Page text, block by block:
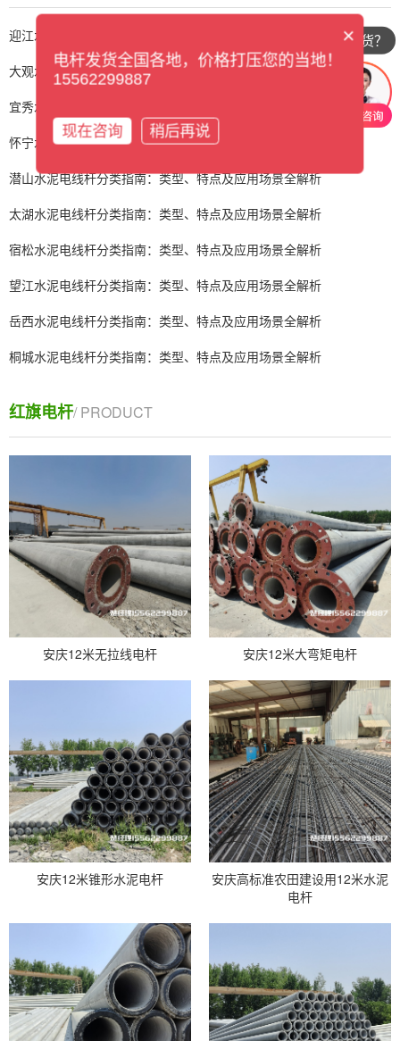
迎江水泥电线杆分类指南：类型、特点及应用场景全解析
大观水泥电线杆分类指南：类型、特点及应用场景全解析
宜秀水泥电线杆分类指南：类型、特点及应用场景全解析
怀宁水泥电线杆分类指南：类型、特点及应用场景全解析
潜山水泥电线杆分类指南：类型、特点及应用场景全解析
太湖水泥电线杆分类指南：类型、特点及应用场景全解析
宿松水泥电线杆分类指南：类型、特点及应用场景全解析
望江水泥电线杆分类指南：类型、特点及应用场景全解析
岳西水泥电线杆分类指南：类型、特点及应用场景全解析
桐城水泥电线杆分类指南：类型、特点及应用场景全解析
红旗电杆/ PRODUCT
安庆12米无拉线电杆 安庆12米大弯矩电杆
安庆12米锥形水泥电杆
安庆高标准农田建设用12米水泥
电杆
有没有现货？
×
电杆发货全国各地，价格打压您的当地！
15562299887
现在咨询 稍后再说